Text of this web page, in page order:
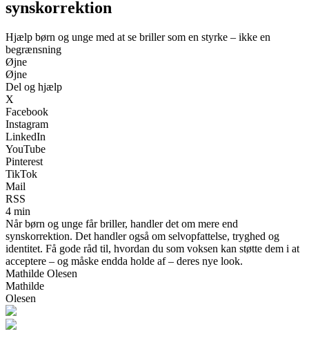
synskorrektion
Hjælp børn og unge med at se briller som en styrke – ikke en
begrænsning
Øjne
Øjne
Del og hjælp
X
Facebook
Instagram
LinkedIn
YouTube
Pinterest
TikTok
Mail
RSS
4 min
Når børn og unge får briller, handler det om mere end
synskorrektion. Det handler også om selvopfattelse, tryghed og
identitet. Få gode råd til, hvordan du som voksen kan støtte dem i at
acceptere – og måske endda holde af – deres nye look.
Mathilde Olesen
Mathilde
Olesen